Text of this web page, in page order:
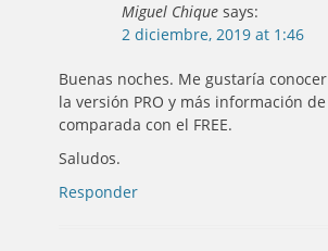
Miguel Chique says:
2 diciembre, 2019 at 1:46
Buenas noches. Me gustaría
la versión PRO y más información
comparada con el FREE.
Saludos.
Responder